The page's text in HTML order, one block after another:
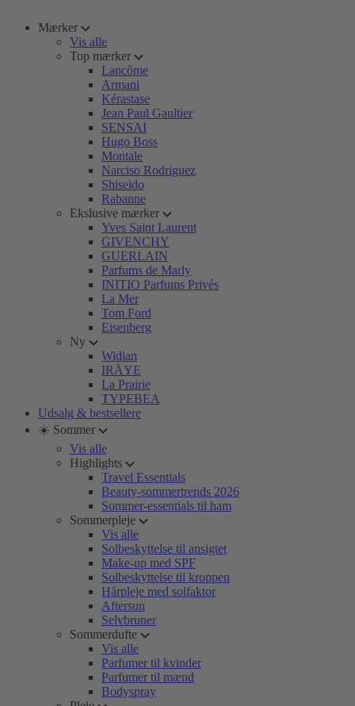
Mærker
Vis alle
Top mærker
Lancôme
Armani
Kérastase
Jean Paul Gaultier
SENSAI
Hugo Boss
Montale
Narciso Rodriguez
Shiseido
Rabanne
Ekslusive mærker
Yves Saint Laurent
GIVENCHY
GUERLAIN
Parfums de Marly
INITIO Parfums Privés
La Mer
Tom Ford
Eisenberg
Ny
Widian
IRÄYE
La Prairie
TYPEBEA
Udsalg & bestsellere
☀️ Sommer
Vis alle
Highlights
Travel Essentials
Beauty-sommertrends 2026
Sommer-essentials til ham
Sommerpleje
Vis alle
Solbeskyttelse til ansigtet
Make-up med SPF
Solbeskyttelse til kroppen
Hårpleje med solfaktor
Aftersun
Selvbruner
Sommerdufte
Vis alle
Parfumer til kvinder
Parfumer til mænd
Bodyspray